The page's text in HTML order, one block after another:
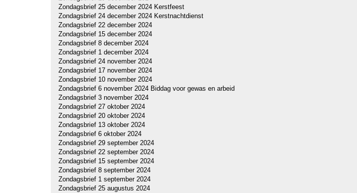
Zondagsbrief 25 december 2024 Kerstfeest
Zondagsbrief 24 december 2024 Kerstnachtdienst
Zondagsbrief 22 december 2024
Zondagsbrief 15 december 2024
Zondagsbrief 8 december 2024
Zondagsbrief 1 december 2024
Zondagsbrief 24 november 2024
Zondagsbrief 17 november 2024
Zondagsbrief 10 november 2024
Zondagsbrief 6 november 2024 Biddag voor gewas en arbeid
Zondagsbrief 3 november 2024
Zondagsbrief 27 oktober 2024
Zondagsbrief 20 oktober 2024
Zondagsbrief 13 oktober 2024
Zondagsbrief 6 oktober 2024
Zondagsbrief 29 september 2024
Zondagsbrief 22 september 2024
Zondagsbrief 15 september 2024
Zondagsbrief 8 september 2024
Zondagsbrief 1 september 2024
Zondagsbrief 25 augustus 2024